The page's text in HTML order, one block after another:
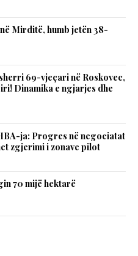
Mirditë, humb jetën 38-
69-vjeçari në Roskovec,
Dinamika e ngjarjes dhe
ja: Progres në negociatat
zgjerimi i zonave pilot
70 mijë hektarë